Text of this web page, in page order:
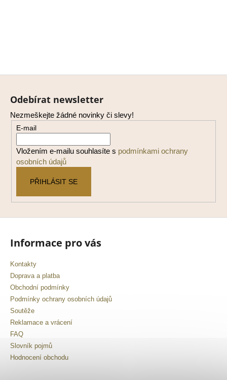
Odebírat newsletter
Nezmeškejte žádné novinky či slevy!
E-mail
Vložením e-mailu souhlasíte s podmínkami ochrany
osobních údajů
PŘIHLÁSIT SE
Informace pro vás
Kontakty
Doprava a platba
Obchodní podmínky
Podmínky ochrany osobních údajů
Soutěže
Reklamace a vrácení
FAQ
Slovník pojmů
Hodnocení obchodu